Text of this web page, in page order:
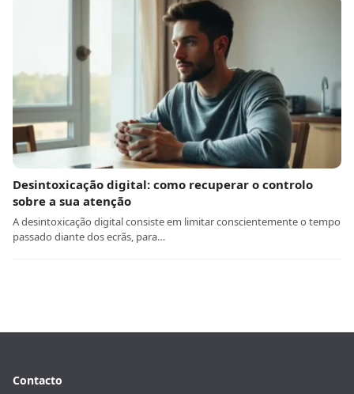
Desintoxicação digital: como recuperar o controlo
sobre a sua atenção
A desintoxicação digital consiste em limitar conscientemente o tempo
passado diante dos ecrãs, para…
Contacto